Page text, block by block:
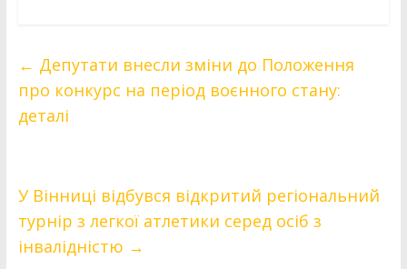
← Депутати внесли зміни до Положення
про конкурс на період воєнного стану:
деталі
У Вінниці відбувся відкритий регіональний
турнір з легкої атлетики серед осіб з
інвалідністю →